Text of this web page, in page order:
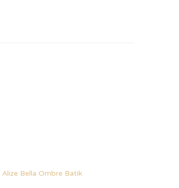
Alize Bella Ombre Batik